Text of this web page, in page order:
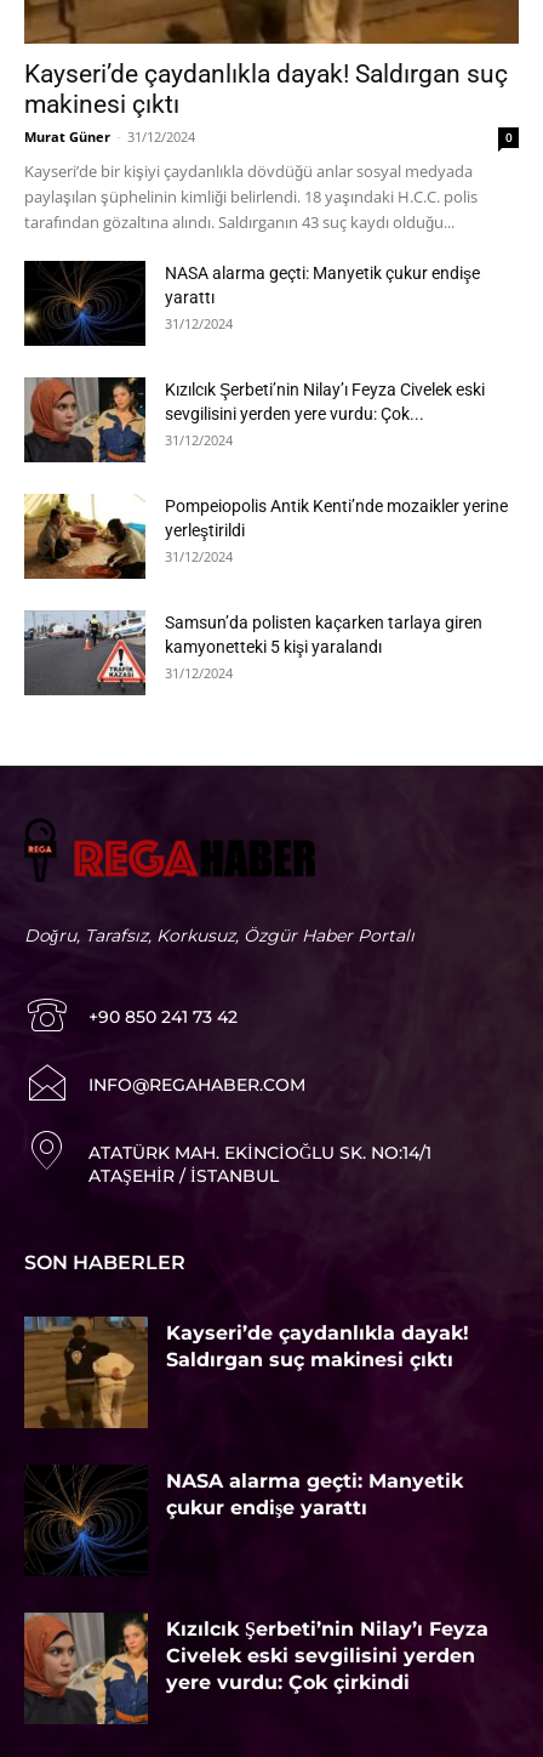
Kayseri’de çaydanlıkla dayak! Saldırgan suç
makinesi çıktı
Murat Güner - 31/12/2024 0
Kayseri’de bir kişiyi çaydanlıkla dövdüğü anlar sosyal medyada
paylaşılan şüphelinin kimliği belirlendi. 18 yaşındaki H.C.C. polis
tarafından gözaltına alındı. Saldırganın 43 suç kaydı olduğu...
NASA alarma geçti: Manyetik çukur endişe
yarattı
31/12/2024
Kızılcık Şerbeti’nin Nilay’ı Feyza Civelek eski
sevgilisini yerden yere vurdu: Çok...
31/12/2024
Pompeiopolis Antik Kenti’nde mozaikler yerine
yerleştirildi
31/12/2024
Samsun’da polisten kaçarken tarlaya giren
kamyonetteki 5 kişi yaralandı
31/12/2024
Doğru, Tarafsız, Korkusuz, Özgür Haber Portalı
+90 850 241 73 42
INFO@REGAHABER.COM
ATATÜRK MAH. EKINCIOĞLU SK. NO:14/1
ATAŞEHIR / İSTANBUL
SON HABERLER
Kayseri’de çaydanlıkla dayak!
Saldırgan suç makinesi çıktı
NASA alarma geçti: Manyetik
çukur endişe yarattı
Kızılcık Şerbeti’nin Nilay’ı Feyza
Civelek eski sevgilisini yerden
yere vurdu: Çok çirkindi